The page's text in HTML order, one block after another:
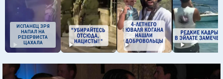
ИСПАНЕЦ ЗРЯ
НАПАЛ НА
РЕЗЕРВИСТА
ЦАХАЛА